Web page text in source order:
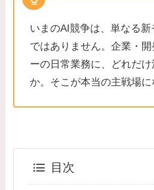
いまのAI競争は、単なる
ではありません。企業・
ーの日常業務に、どれだ
か。そこが本当の主戦場に
目次